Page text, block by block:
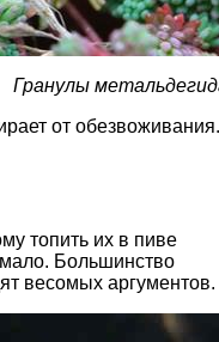
Гранулы
от обезвоживания.
топить их в пиве
Большинство
весомых аргументов.